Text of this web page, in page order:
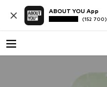
ABOUT YOU App
(152 700)